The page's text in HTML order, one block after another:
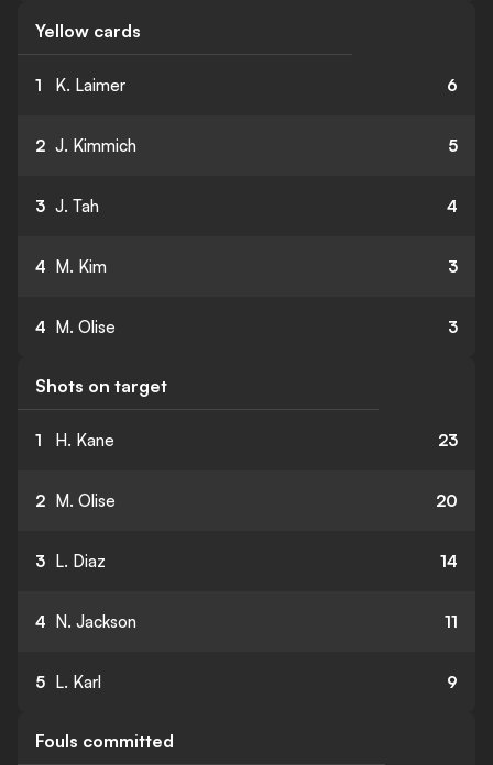
Yellow cards
1 K. Laimer 6
2 J. Kimmich 5
3 J. Tah 4
4 M. Kim 3
4 M. Olise 3
Shots on target
1 H. Kane 23
2 M. Olise 20
3 L. Diaz 14
4 N. Jackson 11
5 L. Karl 9
Fouls committed